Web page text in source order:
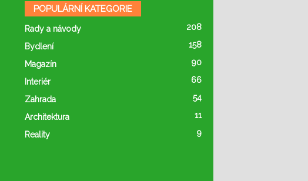
POPULÁRNÍ KATEGORIE
Rady a návody 208
Bydlení 158
Magazín 90
Interiér 66
Zahrada 54
Architektura 11
Reality 9